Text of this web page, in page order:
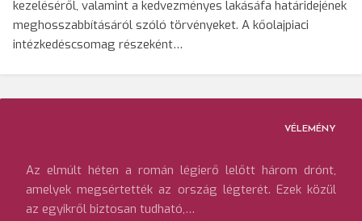
kezeléséről, valamint a kedvezményes lakásáfa határidejének
meghosszabbításáról szóló törvényeket. A kőolajpiaci
intézkedéscsomag részeként…
VÉLEMÉNY
Az elmúlt héten a román légierő lelőtt három drónt,
amelyek megsértették az ország légterét. Ezek közül
az egyikről biztosan tudható,…